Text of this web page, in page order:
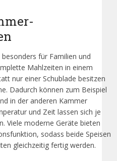
für Familien und
Mahlzeiten in einem
nur einer Schublade besitzen
Dadurch können zum Beispiel
in der anderen Kammer
und Zeit lassen sich je
Viele moderne Geräte bieten
sodass beide Speisen
gleichzeitig fertig werden.